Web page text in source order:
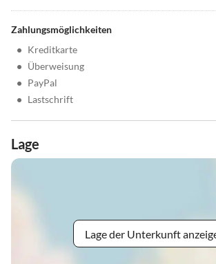
Zahlungsmöglichkeiten
• Kreditkarte
• Überweisung
• PayPal
• Lastschrift
Lage
Lage der Unterkunft